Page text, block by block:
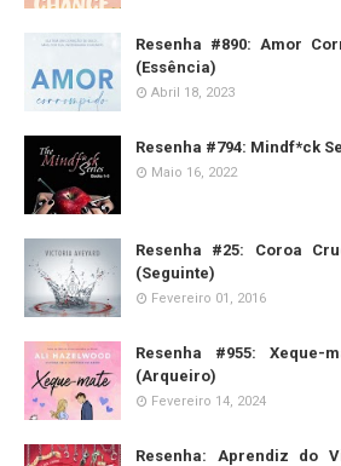
Resenha #890: Amor
(Essência)
Abril 18, 2023
Resenha #794: Mindf*ck
Maio 16, 2022
Resenha #25: Coroa
(Seguinte)
Fevereiro 01, 2016
Resenha #955:
(Arqueiro)
Fevereiro 14, 2024
Resenha: Aprendiz do